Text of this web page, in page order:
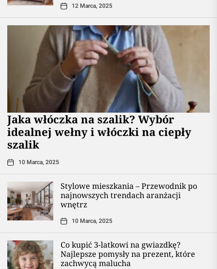
12 Marca, 2025
Jaka włóczka na szalik? Wybór
idealnej wełny i włóczki na ciepły
szalik
10 Marca, 2025
Stylowe mieszkania – Przewodnik po
najnowszych trendach aranżacji
wnętrz
10 Marca, 2025
Co kupić 3-latkowi na gwiazdkę?
Najlepsze pomysły na prezent, które
zachwycą malucha